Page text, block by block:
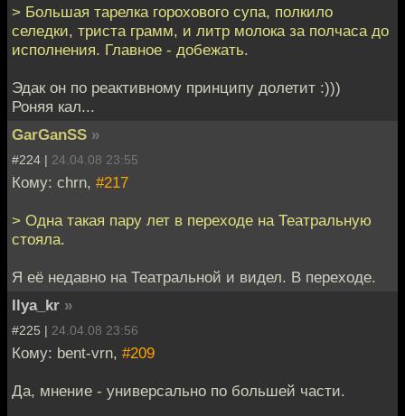
> Большая тарелка горохового супа, полкило
селедки, триста грамм, и литр молока за полчаса до
исполнения. Главное - добежать.
Эдак он по реактивному принципу долетит :)))
Роняя кал...
GarGanSS »
#224 | 24.04.08 23:55
Кому: chrn, #217
> Одна такая пару лет в переходе на Театральную
стояла.
Я её недавно на Театральной и видел. В переходе.
Ilya_kr »
#225 | 24.04.08 23:56
Кому: bent-vrn, #209
Да, мнение - универсально по большей части.